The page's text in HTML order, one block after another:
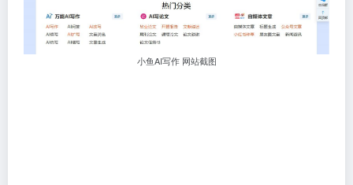
小鱼AI写作 网站截图